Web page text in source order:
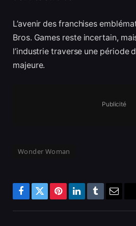
L’avenir des franchises
Bros. Games reste incertain,
l’industrie traverse une période
majeure.
Publicité
Wonder Woman
Facebook
TwitterPinterestLinkedInTumblr